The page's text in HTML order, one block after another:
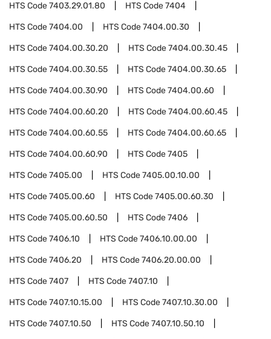
HTS Code7403.29.01.80 HTS Code7404
HTS Code7404.00 HTS Code7404.00.30
HTS Code7404.00.30.20 HTS Code7404.00.30.45
HTS Code7404.00.30.55 HTS Code7404.00.30.65
HTS Code7404.00.30.90 HTS Code7404.00.60
HTS Code7404.00.60.20 HTS Code7404.00.60.45
HTS Code7404.00.60.55 HTS Code7404.00.60.65
HTS Code7404.00.60.90 HTS Code7405
HTS Code7405.00 HTS Code7405.00.10.00
HTS Code7405.00.60 HTS Code7405.00.60.30
HTS Code7405.00.60.50 HTS Code7406
HTS Code7406.10 HTS Code7406.10.00.00
HTS Code7406.20 HTS Code7406.20.00.00
HTS Code7407 HTS Code7407.10
HTS Code7407.10.15.00 HTS Code7407.10.30.00
HTS Code7407.10.50 HTS Code7407.10.50.10